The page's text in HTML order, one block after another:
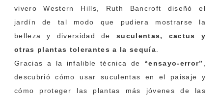
vivero Western Hills, Ruth Bancroft diseñó el
jardín de tal modo que pudiera mostrarse la
belleza y diversidad de suculentas, cactus y
otras plantas tolerantes a la sequía
Gracias a la infalible técnica de “ensayo-error”
descubrió cómo usar suculentas en el paisaje y
cómo proteger las plantas más jóvenes de las